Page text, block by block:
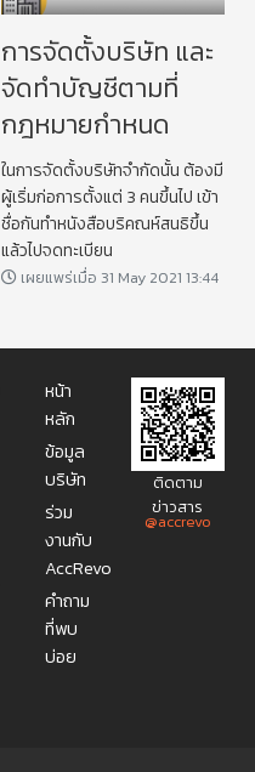
การจัดตั้งบริษัท และ
จัดทำบัญชีตามที่
กฎหมายกำหนด
ในการจัดตั้งบริษัทจำกัดนั้น ต้องมี
ผู้เริ่มก่อการตั้งแต่ 3 คนขึ้นไป เข้า
ชื่อกันทำหนังสือบริคณห์สนธิขึ้น
แล้วไปจดทะเบียน
เผยแพร่เมื่อ 31 May 2021 13:44
หน้า
หลัก
ข้อมูล
บริษัท
ร่วม
งานกับ
AccRevo
คำถาม
ที่พบ
บ่อย
ติดตาม
ข่าวสาร
@accrevo